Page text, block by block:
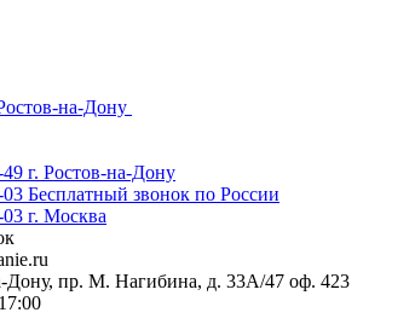
на-Дону
49 г. Ростов-на-Дону
03 Бесплатный звонок по России
03 г. Москва
Дону, пр. М. Нагибина, д. 33А/47 оф. 423